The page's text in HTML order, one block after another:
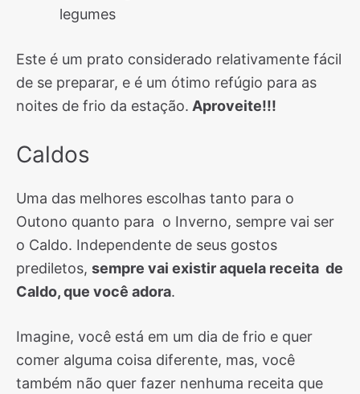
legumes
Este é um prato considerado relativamente fácil
de se preparar, e é um ótimo refúgio para as
noites de frio da estação. Aproveite!!!
Caldos
Uma das melhores escolhas tanto para o
Outono quanto para o Inverno, sempre vai ser
o Caldo. Independente de seus gostos
prediletos, sempre vai existir aquela receita de
Caldo, que você adora.
Imagine, você está em um dia de frio e quer
comer alguma coisa diferente, mas, você
também não quer fazer nenhuma receita que